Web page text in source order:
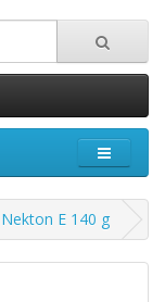
Nekton E 140 g